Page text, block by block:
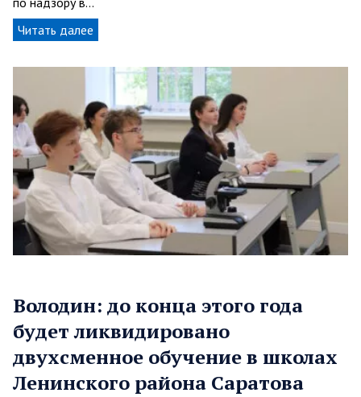
Читать далее
Володин: до конца этого года
будет ликвидировано
двухсменное обучение в школах
Ленинского района Саратова